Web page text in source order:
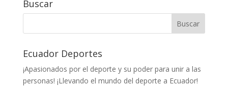
Buscar
Ecuador Deportes
¡Apasionados por el deporte y su poder para unir a las
personas! ¡Llevando el mundo del deporte a Ecuador!